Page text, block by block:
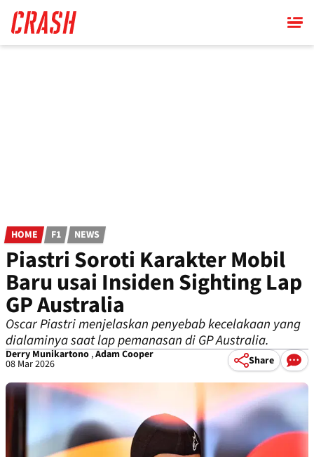
main
content
HOME F1 NEWS
Piastri Soroti Karakter Mobil
Baru usai Insiden Sighting Lap
GP Australia
Oscar Piastri menjelaskan penyebab kecelakaan yang
dialaminya saat lap pemanasan di GP Australia.
Derry Munikartono,Adam Cooper
08 Mar 2026 Share